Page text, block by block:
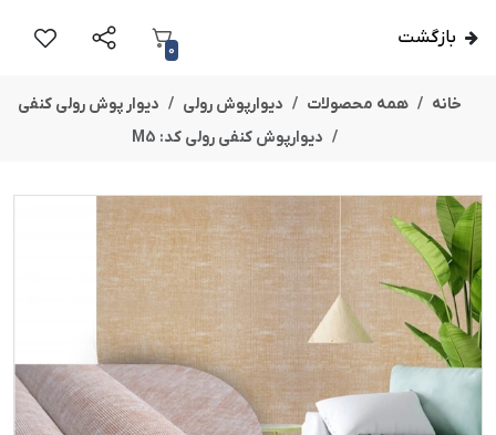
بازگشت
0
خانه همه محصولات دیوارپوش رولی
دیوار پوش رولی کنفی
دیوارپوش کنفی رولی کد: M5